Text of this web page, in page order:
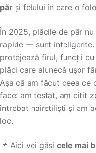
păr și felului în care o
În 2025, plăcile de păr
rapide — sunt inteligente.
protejează firul, funcții
plăci care alunecă ușor
Așa că am făcut ceea ce
face: am testat, am citit
întrebat hairstiliști și am
loc.
📌 Aici vei găsi cele mai